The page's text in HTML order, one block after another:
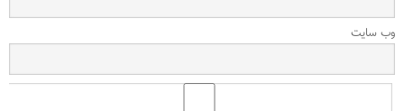
وب‌ سایت